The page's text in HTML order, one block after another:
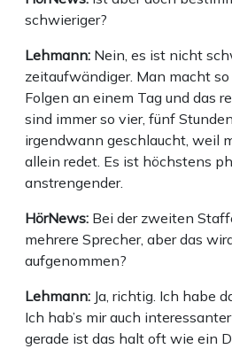
schwieriger?
Lehmann: Nein, es ist nicht
zeitaufwändiger. Man macht
Folgen an einem Tag und das
sind immer so vier, fünf
irgendwann geschlaucht, weil
allein redet. Es ist höchstens
anstrengender.
HörNews: Bei der zweiten
mehrere Sprecher, aber das
aufgenommen?
Lehmann: Ja, richtig. Ich habe
Ich hab’s mir auch
gerade ist das halt oft wie ein